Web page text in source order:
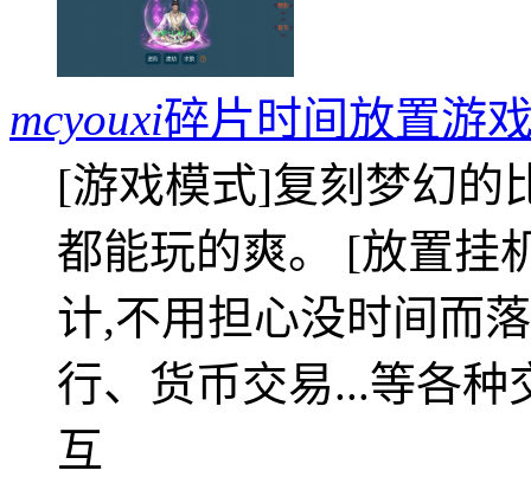
mcyouxi碎片时间放置游
[游戏模式]复刻梦幻的
都能玩的爽。 [放置挂
计,不用担心没时间而
行、货币交易...等各
互